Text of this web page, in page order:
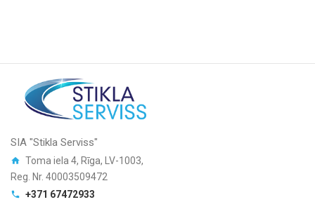
SIA "Stikla Serviss"
Toma iela 4, Rīga, LV-1003,
Reg. Nr. 40003509472
+371 67472933